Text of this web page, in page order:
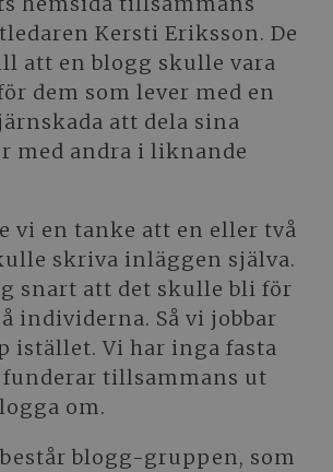
Kersti Eriksson. De
att en blogg skulle vara
dem som lever med en
att dela sina
med andra i liknande
vi en tanke att en eller två
skriva inläggen själva.
snart att det skulle bli för
individerna. Så vi jobbar
istället. Vi har inga fasta
tillsammans ut
om.
blogg-gruppen, som